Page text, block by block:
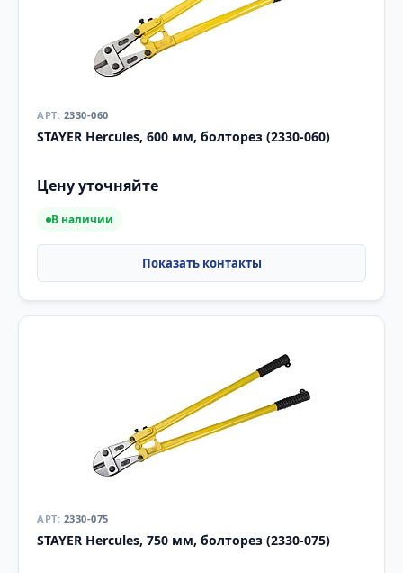
2330-060
STAYER Hercules, 600 мм, болторез (2330-060)
Цену уточняйте
В наличии
2330-075
STAYER Hercules, 750 мм, болторез (2330-075)